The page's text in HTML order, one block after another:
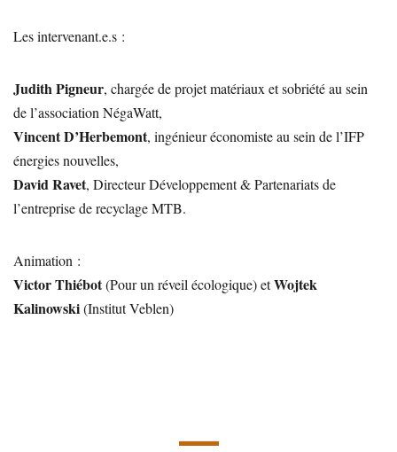
Les intervenant.e.s :
Judith Pigneur, chargée de projet matériaux et sobriété au sein
de l’association NégaWatt,
Vincent D’Herbemont, ingénieur économiste au sein de l’IFP
énergies nouvelles,
David Ravet, Directeur Développement & Partenariats de
l’entreprise de recyclage MTB.
Animation :
Victor Thiébot(Pour un réveil écologique) etWojtek
Kalinowski(Institut Veblen)